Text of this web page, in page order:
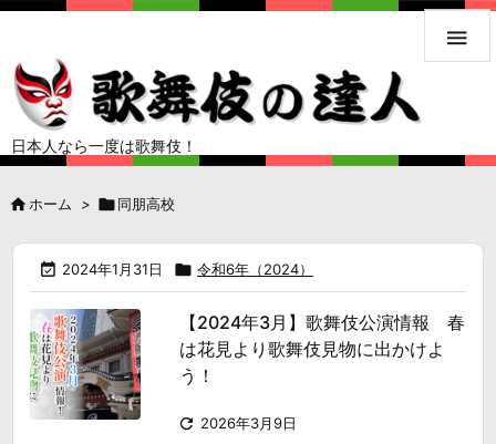
日本人なら一度は歌舞伎！

 ホーム > 同朋高校
 2024年1月31日  令和6年（2024）
【2024年3月】歌舞伎公演情報 春
は花見より歌舞伎見物に出かけよ
う！
 2026年3月9日